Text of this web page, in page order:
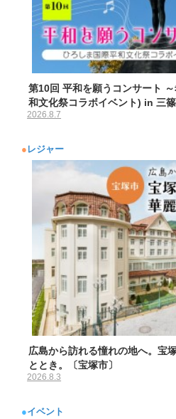
第10回 平和を願うコンサート
和文化祭コラボイベント) in 三
2026.8.7
● レジャー
広島から訪れる憧れの地へ。宝
ととき。〔宝塚市〕
2026.8.3
●イベント